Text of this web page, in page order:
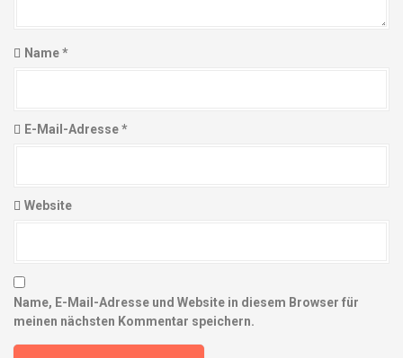
r
i
e
n
Name*
E-Mail-Adresse*
Website
Name, E-Mail-Adresse und Website in diesem Browser für
meinen nächsten Kommentar speichern.